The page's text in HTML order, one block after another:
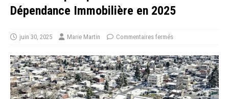
Dépendance Immobilière en 2025
juin 30, 2025 Marie Martin Commentaires fermés